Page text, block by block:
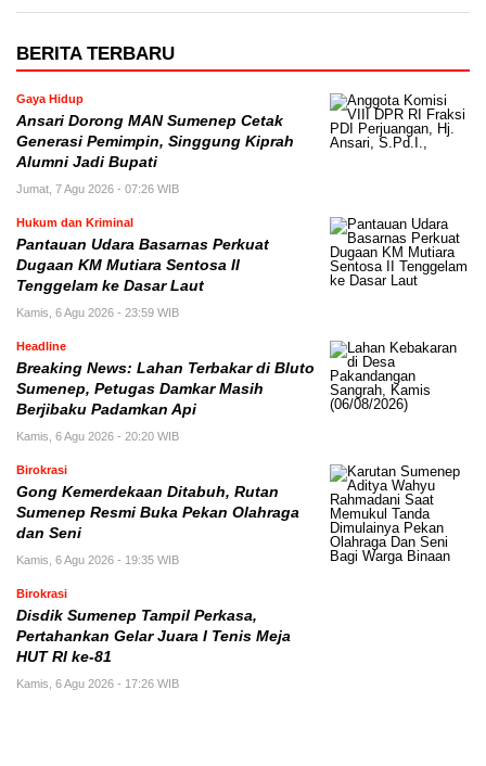
BERITA TERBARU
Gaya Hidup
Ansari Dorong MAN Sumenep Cetak
Generasi Pemimpin, Singgung Kiprah
Alumni Jadi Bupati
Jumat, 7 Agu 2026 - 07:26 WIB
Hukum dan Kriminal
Pantauan Udara Basarnas Perkuat
Dugaan KM Mutiara Sentosa II
Tenggelam ke Dasar Laut
Kamis, 6 Agu 2026 - 23:59 WIB
Headline
Breaking News: Lahan Terbakar di Bluto
Sumenep, Petugas Damkar Masih
Berjibaku Padamkan Api
Kamis, 6 Agu 2026 - 20:20 WIB
Birokrasi
Gong Kemerdekaan Ditabuh, Rutan
Sumenep Resmi Buka Pekan Olahraga
dan Seni
Kamis, 6 Agu 2026 - 19:35 WIB
Birokrasi
Disdik Sumenep Tampil Perkasa,
Pertahankan Gelar Juara I Tenis Meja
HUT RI ke-81
Kamis, 6 Agu 2026 - 17:26 WIB